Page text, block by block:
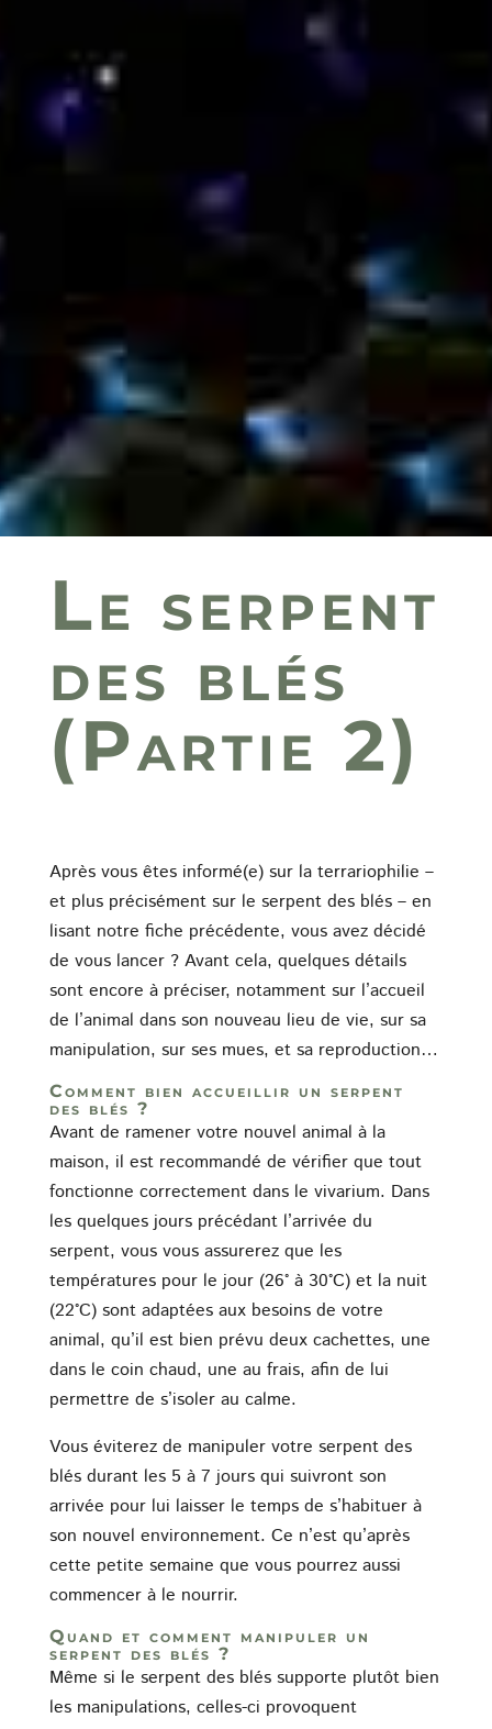
Le serpent
des blés
(Partie 2)
Après vous êtes informé(e) sur la terrariophilie –
et plus précisément sur le serpent des blés – en
lisant notre fiche précédente, vous avez décidé
de vous lancer ? Avant cela, quelques détails
sont encore à préciser, notamment sur l’accueil
de l’animal dans son nouveau lieu de vie, sur sa
manipulation, sur ses mues, et sa reproduction…
Comment bien accueillir un serpent
des blés ?
Avant de ramener votre nouvel animal à la
maison, il est recommandé de vérifier que tout
fonctionne correctement dans le vivarium. Dans
les quelques jours précédant l’arrivée du
serpent, vous vous assurerez que les
températures pour le jour (26° à 30°C) et la nuit
(22°C) sont adaptées aux besoins de votre
animal, qu’il est bien prévu deux cachettes, une
dans le coin chaud, une au frais, afin de lui
permettre de s’isoler au calme.
Vous éviterez de manipuler votre serpent des
blés durant les 5 à 7 jours qui suivront son
arrivée pour lui laisser le temps de s’habituer à
son nouvel environnement. Ce n’est qu’après
cette petite semaine que vous pourrez aussi
commencer à le nourrir.
Quand et comment manipuler un
serpent des blés ?
Même si le serpent des blés supporte plutôt bien
les manipulations, celles-ci provoquent